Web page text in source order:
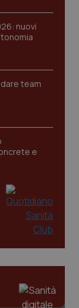
nuovi
team
e